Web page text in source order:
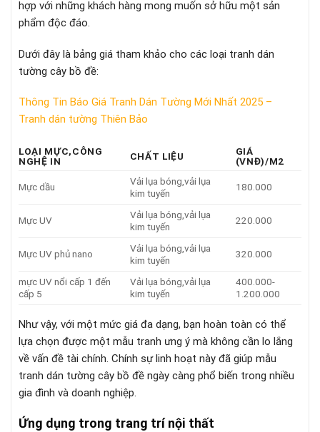
hợp với những khách hàng mong muốn sở hữu một sản
phẩm độc đáo.
Dưới đây là bảng giá tham khảo cho các loại tranh dán
tường cây bồ đề:
Thông Tin Báo Giá Tranh Dán Tường Mới Nhất 2025 –
Tranh dán tường Thiên Bảo
LOẠI MỰC,CÔNG
NGHỆ IN
CHẤT LIỆU
GIÁ
(VNĐ)/M2
Mực dầu
Vải lụa bóng,vải lụa
kim tuyến
180.000
Mực UV
Vải lụa bóng,vải lụa
kim tuyến
220.000
Mực UV phủ nano
Vải lụa bóng,vải lụa
kim tuyến
320.000
mực UV nổi cấp 1 đến
cấp 5
Vải lụa bóng,vải lụa
kim tuyến
400.000-
1.200.000
Như vậy, với một mức giá đa dạng, bạn hoàn toàn có thể
lựa chọn được một mẫu tranh ưng ý mà không cần lo lắng
về vấn đề tài chính. Chính sự linh hoạt này đã giúp mẫu
tranh dán tường cây bồ đề ngày càng phổ biến trong nhiều
gia đình và doanh nghiệp.
Ứng dụng trong trang trí nội thất